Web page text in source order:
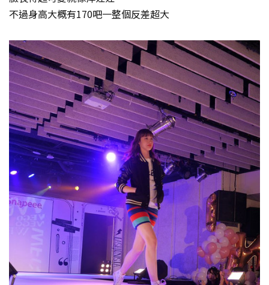
不過身高大概有170吧一整個反差超大